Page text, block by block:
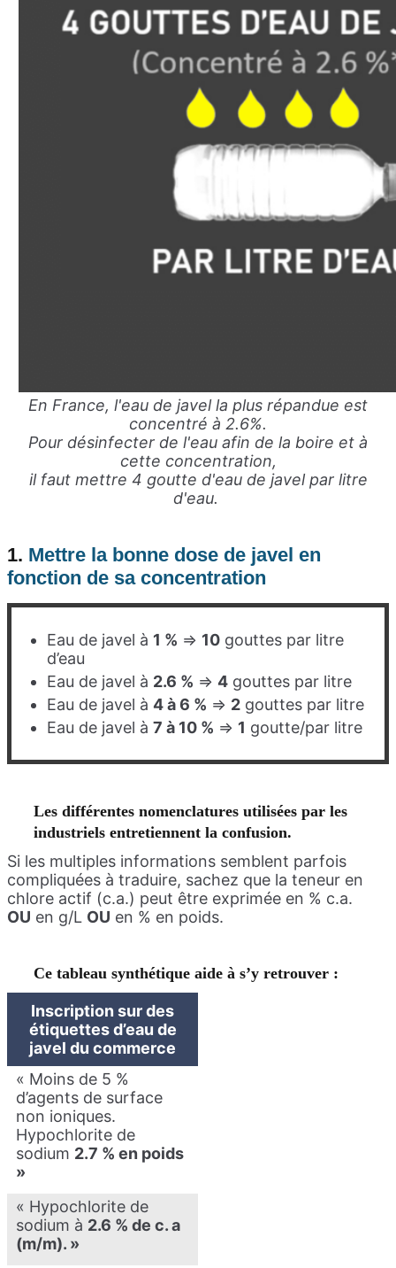
En France, l'eau de javel la plus répandue est
concentré à 2.6%.
Pour désinfecter de l'eau afin de la boire et à
cette concentration,
il faut mettre 4 goutte d'eau de javel par litre
d'eau.
1. Mettre la bonne dose de javel en
fonction de sa concentration
Eau de javel à 1 % => 10 gouttes par litre
d’eau
Eau de javel à 2.6 % => 4 gouttes par litre
Eau de javel à 4 à 6 % => 2 gouttes par litre
Eau de javel à 7 à 10 % => 1 goutte/par litre
Les différentes nomenclatures utilisées par les
industriels entretiennent la confusion.
Si les multiples informations semblent parfois
compliquées à traduire, sachez que la teneur en
chlore actif (c.a.) peut être exprimée en % c.a.
OU en g/L OU en % en poids.
Ce tableau synthétique aide à s’y retrouver :
Inscription sur des
étiquettes d’eau de
javel du commerce
« Moins de 5 %
d’agents de surface
non ioniques.
Hypochlorite de
sodium 2.7 % en poids
»
« Hypochlorite de
sodium à 2.6 % de c. a
(m/m). »